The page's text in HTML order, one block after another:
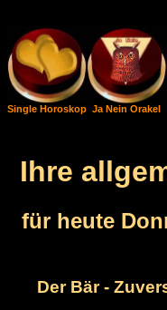
Single Horoskop Ja Nein Orakel
Ihre
für heute
Der Bär -